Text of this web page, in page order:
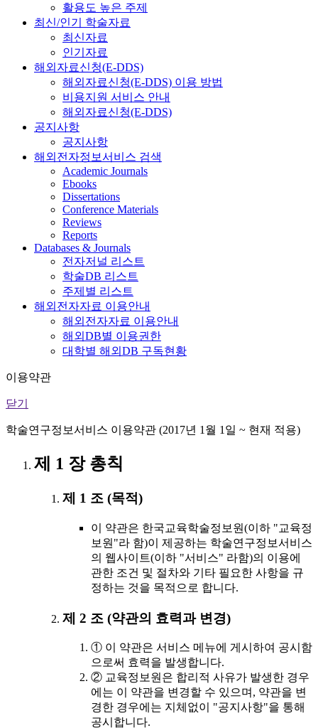
활용도 높은 주제
최신/인기 학술자료
최신자료
인기자료
해외자료신청(E-DDS)
해외자료신청(E-DDS) 이용 방법
비용지원 서비스 안내
해외자료신청(E-DDS)
공지사항
공지사항
해외전자정보서비스 검색
Academic Journals
Ebooks
Dissertations
Conference Materials
Reviews
Reports
Databases & Journals
전자저널 리스트
학술DB 리스트
주제별 리스트
해외전자자료 이용안내
해외전자자료 이용안내
해외DB별 이용권한
대학별 해외DB 구독현황
이용약관
닫기
학술연구정보서비스 이용약관 (2017년 1월 1일 ~ 현재 적용)
제 1 장 총칙
제 1 조 (목적)
이 약관은 한국교육학술정보원(이하 "교육정
보원"라 함)이 제공하는 학술연구정보서비스
의 웹사이트(이하 "서비스" 라함)의 이용에
관한 조건 및 절차와 기타 필요한 사항을 규
정하는 것을 목적으로 합니다.
제 2 조 (약관의 효력과 변경)
① 이 약관은 서비스 메뉴에 게시하여 공시함
으로써 효력을 발생합니다.
② 교육정보원은 합리적 사유가 발생한 경우
에는 이 약관을 변경할 수 있으며, 약관을 변
경한 경우에는 지체없이 "공지사항"을 통해
공시합니다.